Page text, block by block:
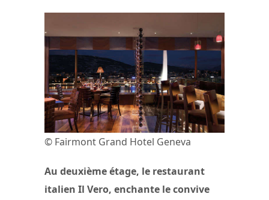
© Fairmont Grand Hotel Geneva
Au deuxième étage, le restaurant
italien Il Vero, enchante le convive